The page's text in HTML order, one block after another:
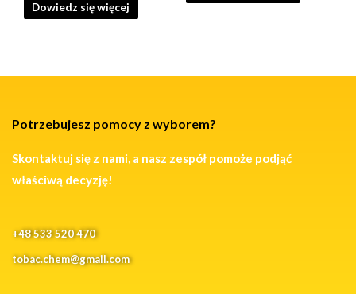
Dowiedz się więcej
Potrzebujesz pomocy z wyborem?
Skontaktuj się z nami, a nasz zespół pomoże podjąć
właściwą decyzję!
+48 533 520 470
tobac.chem@gmail.com